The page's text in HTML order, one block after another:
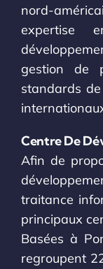
nord-
expertise
gestion de
standards
Centre De
Afin de
traitance
principaux
Basées à
regroupent